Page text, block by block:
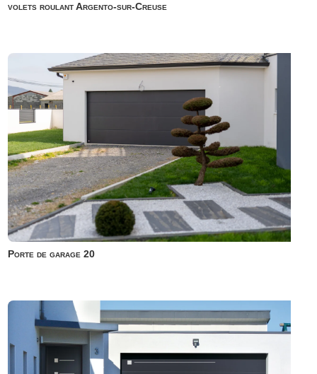
volets roulant Argento-sur-Creuse
Porte de garage 20